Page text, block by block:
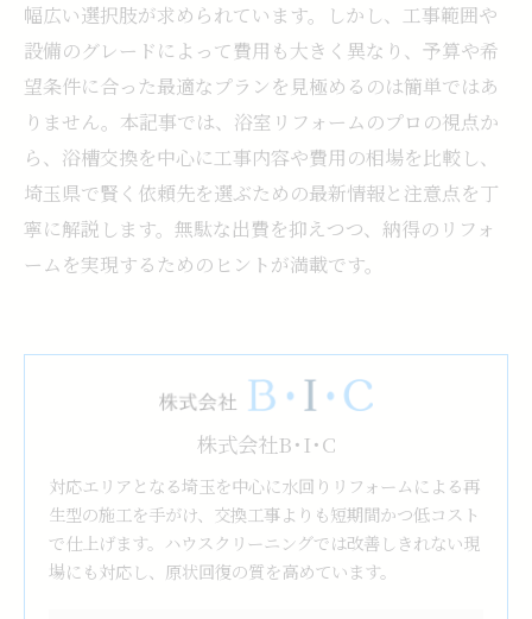
幅広い選択肢が求められています。しかし、工事範囲や
設備のグレードによって費用も大きく異なり、予算や希
望条件に合った最適なプランを見極めるのは簡単ではあ
りません。本記事では、浴室リフォームのプロの視点か
ら、浴槽交換を中心に工事内容や費用の相場を比較し、
埼玉県で賢く依頼先を選ぶための最新情報と注意点を丁
寧に解説します。無駄な出費を抑えつつ、納得のリフォ
ームを実現するためのヒントが満載です。
株式会社B･I･C
対応エリアとなる埼玉を中心に水回りリフォームによる再
生型の施工を手がけ、交換工事よりも短期間かつ低コスト
で仕上げます。ハウスクリーニングでは改善しきれない現
場にも対応し、原状回復の質を高めています。